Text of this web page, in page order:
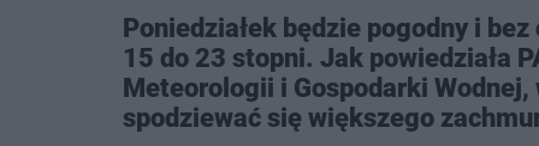
Poniedziałek będzie pogodny i
15 do 23 stopni. Jak powiedziała
Meteorologii i Gospodarki Wodnej,
spodziewać się większego